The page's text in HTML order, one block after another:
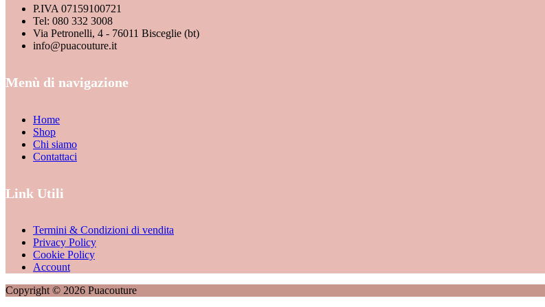
P.IVA 07159100721
Tel: 080 332 3008
Via Petronelli, 4 - 76011 Bisceglie (bt)
info@puacouture.it
Menù di navigazione
Home
Shop
Chi siamo
Contattaci
Link Utili
Termini & Condizioni di vendita
Privacy Policy
Cookie Policy
Account
Copyright © 2026 Puacouture